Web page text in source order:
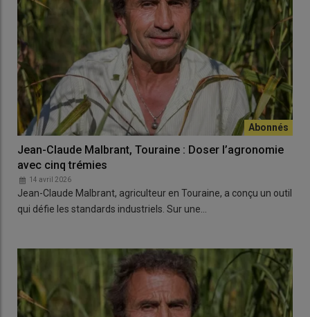
Jean-Claude Malbrant, Touraine : Doser l’agronomie
avec cinq trémies
14 avril 2026
Jean-Claude Malbrant, agriculteur en Touraine, a conçu un outil
qui défie les standards industriels. Sur une…